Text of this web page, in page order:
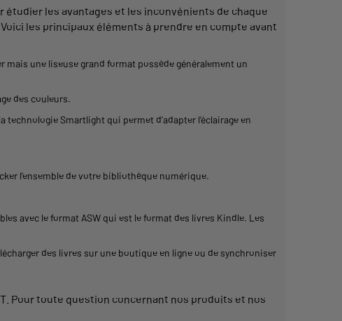
les avantages et les inconvénients de chaque
les principaux éléments à prendre en compte avant
mais une liseuse grand format possède généralement un
des couleurs.
technologieSmartlight qui permet d’adapter l’éclairage en
l’ensemble de votre bibliothèque numérique.
avec leformat ASW qui est leformat des livres Kindle. Les
des livres sur une boutique en ligne ou de synchroniser
Pour toute question concernant nos produits et nos